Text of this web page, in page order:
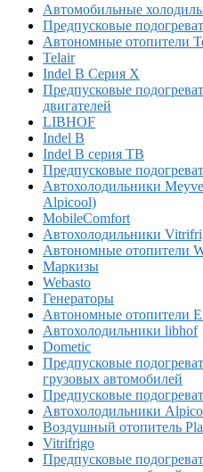
Автомобильные
Предпусковые
Автономные отопители
Telair
Indel B Серия X
Предпусковые
двигателей
LIBHOF
Indel B
Indel B серия TB
Предпусковые
Автохолодильники
Alpicool)
MobileComfort
Автохолодильники
Автономные отопители
Маркизы
Webasto
Генераторы
Автономные отопители
Автохолодильники libhof
Dometic
Предпусковые
грузовых автомобилей
Предпусковые
Автохолодильники
Воздушный отопитель
Vitrifrigo
Предпусковые